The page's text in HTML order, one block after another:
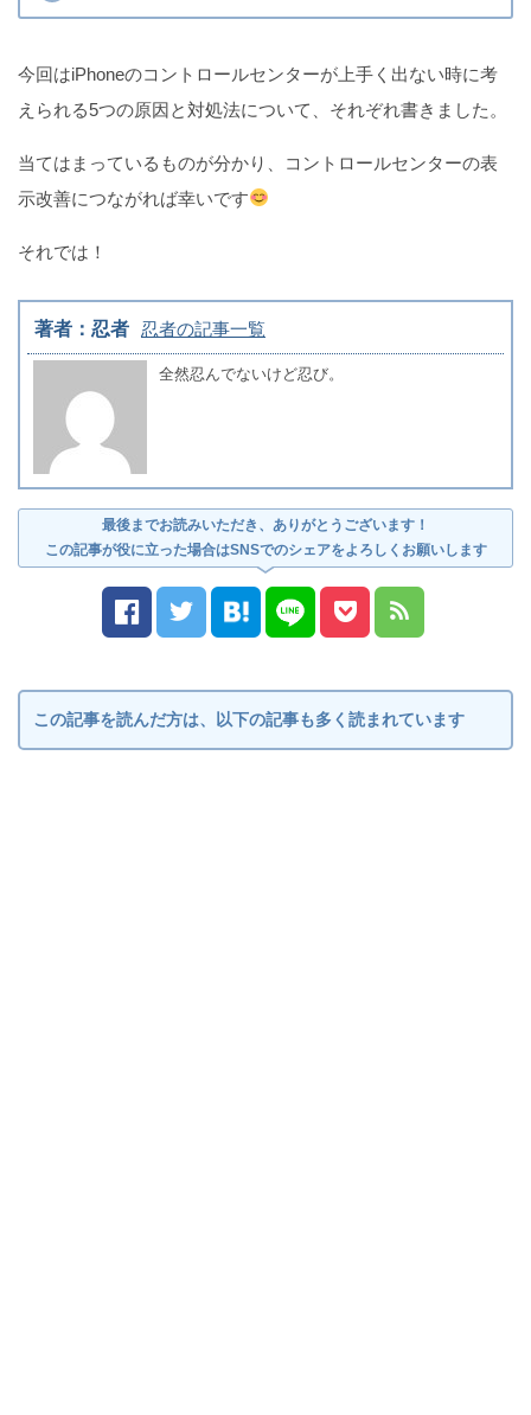
今回はiPhoneのコントロールセンターが上手く出ない時に考
えられる5つの原因と対処法について、それぞれ書きました。
当てはまっているものが分かり、コントロールセンターの表
示改善につながれば幸いです
それでは！
著者：忍者 忍者の記事一覧
全然忍んでないけど忍び。
最後までお読みいただき、ありがとうございます！
この記事が役に立った場合はSNSでのシェアをよろしくお願いします
この記事を読んだ方は、以下の記事も多く読まれています